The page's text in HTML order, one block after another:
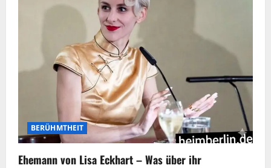
BERÜHMTHEIT
Ehemann von Lisa Eckhart – Was über ihr